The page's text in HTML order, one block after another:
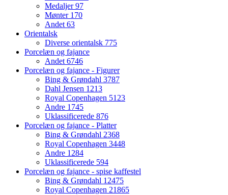
Medaljer97
Mønter 170
Andet 63
Orientalsk
Diverse orientalsk 775
Porcelæn og fajance
Andet 6746
Porcelæn og fajance - Figurer
Bing & Grøndahl 3787
Dahl Jensen 1213
Royal Copenhagen 5123
Andre 1745
Uklassificerede 876
Porcelæn og fajance - Platter
Bing & Grøndahl 2368
Royal Copenhagen 3448
Andre 1284
Uklassificerede 594
Porcelæn og fajance - spise kaffestel
Bing & Grøndahl 12475
Royal Copenhagen 21865